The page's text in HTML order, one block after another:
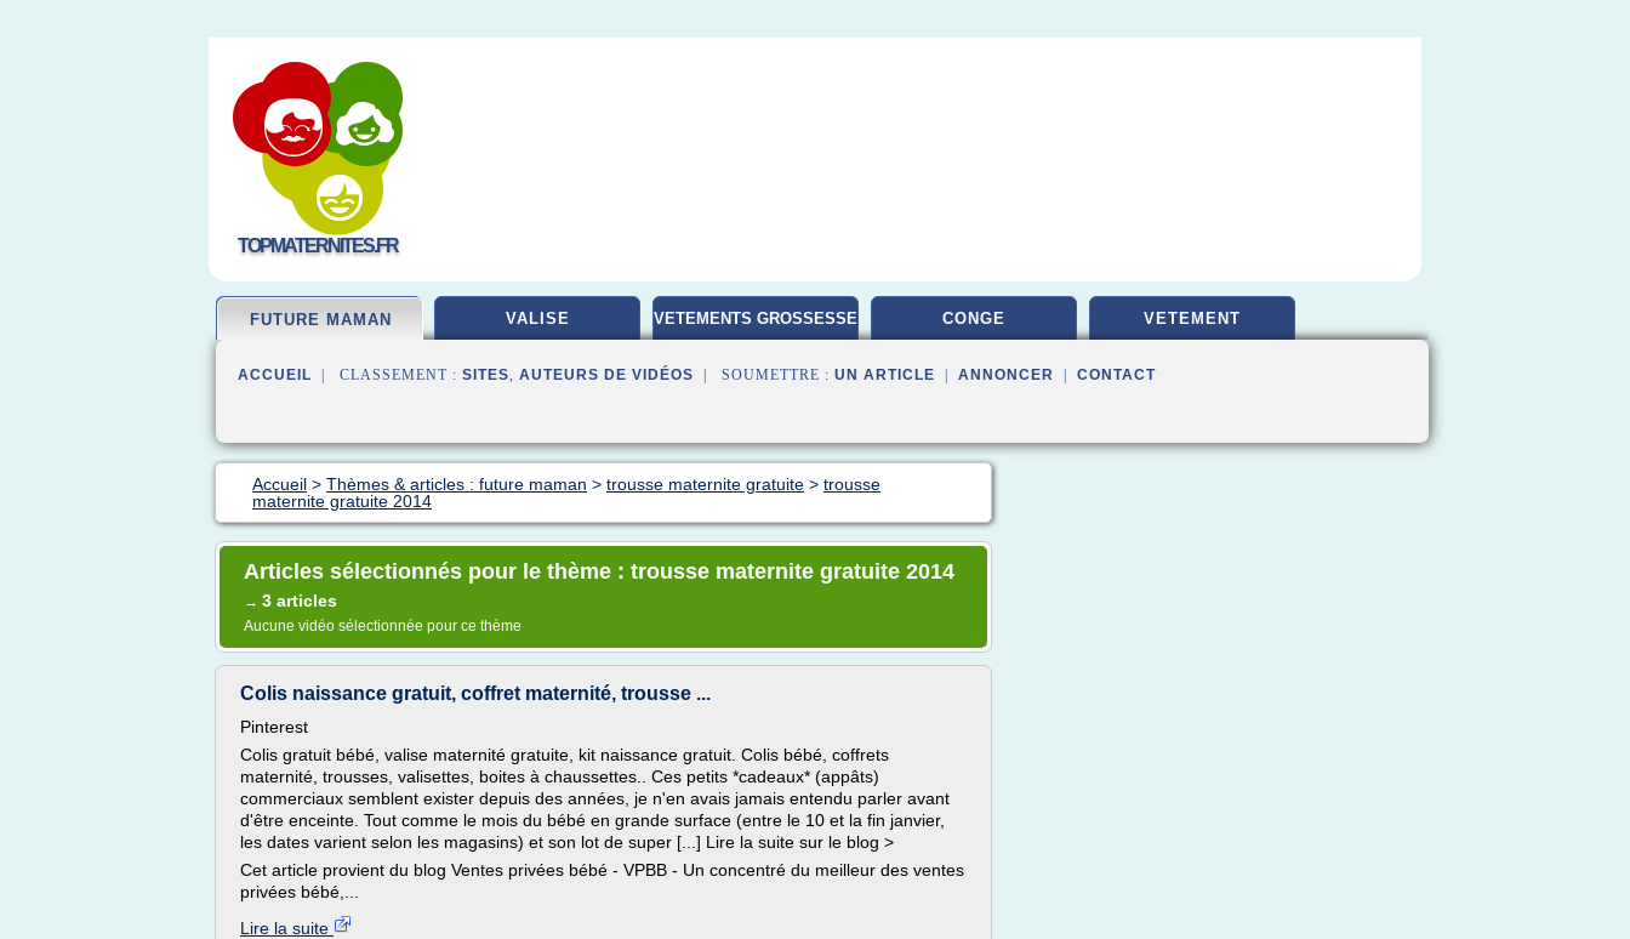
TOPMATERNITES.FR
FUTURE MAMAN VALISE VETEMENTS GROSSESSE CONGE VETEMENT
ACCUEIL | CLASSEMENT : SITES, AUTEURS DE VIDÉOS | SOUMETTRE : UN ARTICLE ANNONCER CONTACT
Accueil > Thèmes & articles : future maman > trousse maternite gratuite > trousse
maternite gratuite 2014
Articles sélectionnés pour le thème : trousse maternite gratuite 2014
→ 3 articles
Aucune vidéo sélectionnée pour ce thème
Colis naissance gratuit, coffret maternité, trousse ...
Pinterest
Colis gratuit bébé, valise maternité gratuite, kit naissance gratuit. Colis bébé, coffrets
maternité, trousses, valisettes, boites à chaussettes.. Ces petits *cadeaux* (appâts)
commerciaux semblent exister depuis des années, je n'en avais jamais entendu parler avant
d'être enceinte. Tout comme le mois du bébé en grande surface (entre le 10 et la fin janvier,
les dates varient selon les magasins) et son lot de super [...] Lire la suite sur le blog >
Cet article provient du blog Ventes privées bébé - VPBB - Un concentré du meilleur des ventes
privées bébé,...
Lire la suite